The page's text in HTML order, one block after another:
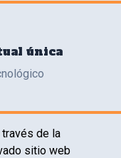
única
de la
sitio web